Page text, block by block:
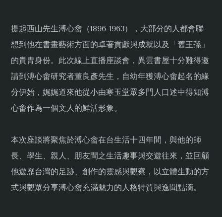
提起西山先生溥心畬（1896-1963），大部分的人都會聯
想到他在書畫藝術方面的卓著貢獻與成就以及「舊王孫」
的貴胄身份。此次線上直播座談會，異雲書屋十分難得邀
請到溥心畬研究者董良彥先生，自幼年獲溥心畬起名的緣
分伊始，娓娓道來他從小由寒玉堂眾多門人口述中得知溥
心畬作為一個文人的鮮活形象。
本次座談將聚焦於溥心畬在台生活十四年間，與他的師
長、學生、親人、朋友間之生活趣事與交遊往來，並回顧
他遊歷台灣的足跡、創作的靈感與觀察，以立體生動的方
式與觀眾分享溥心畬充滿魅力的人格特質與逸聞點滴。